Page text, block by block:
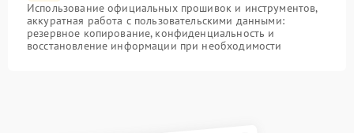
Использование официальных прошивок и инструментов,
аккуратная работа с пользовательскими данными:
резервное копирование, конфиденциальность и
восстановление информации при необходимости